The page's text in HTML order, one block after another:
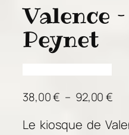
Valence
Peynet
38,00€ – 92,00€
a
Le kiosque de